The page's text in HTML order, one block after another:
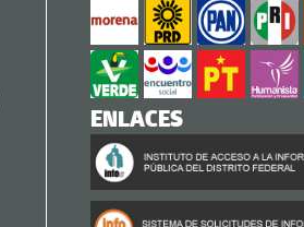
ENLACES